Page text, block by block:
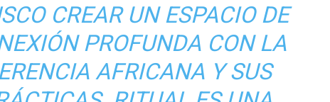
CREAR UN ESPACIO DE
PROFUNDA CON LA
AFRICANA Y SUS